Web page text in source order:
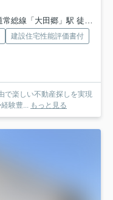
総線「大田郷」駅 徒歩34分
建設住宅性能評価書付
で楽しい不動産探しを実現
験豊... もっと見る